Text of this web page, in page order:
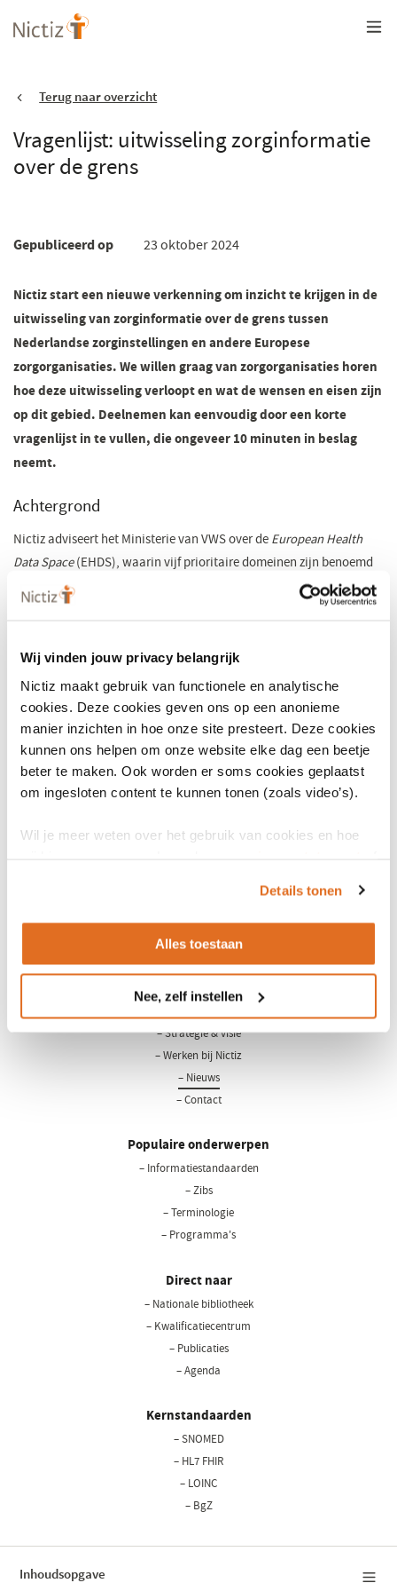
Wij vinden jouw privacy belangrijk
Nictiz maakt gebruik van functionele en analytische
cookies. Deze cookies geven ons op een anonieme
manier inzichten in hoe onze site presteert. Deze cookies
kunnen ons helpen om onze website elke dag een beetje
beter te maken. Ook worden er soms cookies geplaatst
om ingesloten content te kunnen tonen (zoals video’s).
Wil je meer weten over het gebruik van cookies en hoe
Details tonen
Alles toestaan
Nee, zelf instellen
Overslaan
en
gaan
Inhoudsopgave
Terug naar overzicht
Vragenlijst: uitwisseling zorginformatie
over de grens
Gepubliceerd op 23 oktober 2024
Nictiz start een nieuwe verkenning om inzicht te krijgen in de
uitwisseling van zorginformatie over de grens tussen
Nederlandse zorginstellingen en andere Europese
zorgorganisaties. We willen graag van zorgorganisaties horen
hoe deze uitwisseling verloopt en wat de wensen en eisen zijn
op dit gebied. Deelnemen kan eenvoudig door een korte
vragenlijst in te vullen, die ongeveer 10 minuten in beslag
neemt.
Achtergrond
Nictiz adviseert het Ministerie van VWS over de European Health
Data Space(EHDS), waarin vijf prioritaire domeinen zijn benoemd
voor internationale gegevensuitwisseling:
e-prescription/e-dispensation
medical imaging studies and medical imaging reports
medical test results
LinkedInYoutube
– Strategie & visie
– Werken bij Nictiz
– Nieuws
– Contact
Populaire onderwerpen
– Informatiestandaarden
– Zibs
– Terminologie
– Programma's
Direct naar
– Nationale bibliotheek(opent
– Kwalificatiecentrum
– Publicaties
– Agenda
Kernstandaarden
– SNOMED
– HL7 FHIR
– LOINC
– BgZ